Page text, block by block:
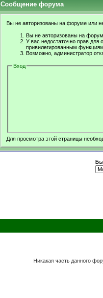
Сообщение форума
Вы не авторизованы на форуме или
Вы не авторизованы на
У вас недостаточно прав для
привилегированным функциям.
Возможно, администратор
Вход
Для просмотра этой страницы
Никакая часть данного